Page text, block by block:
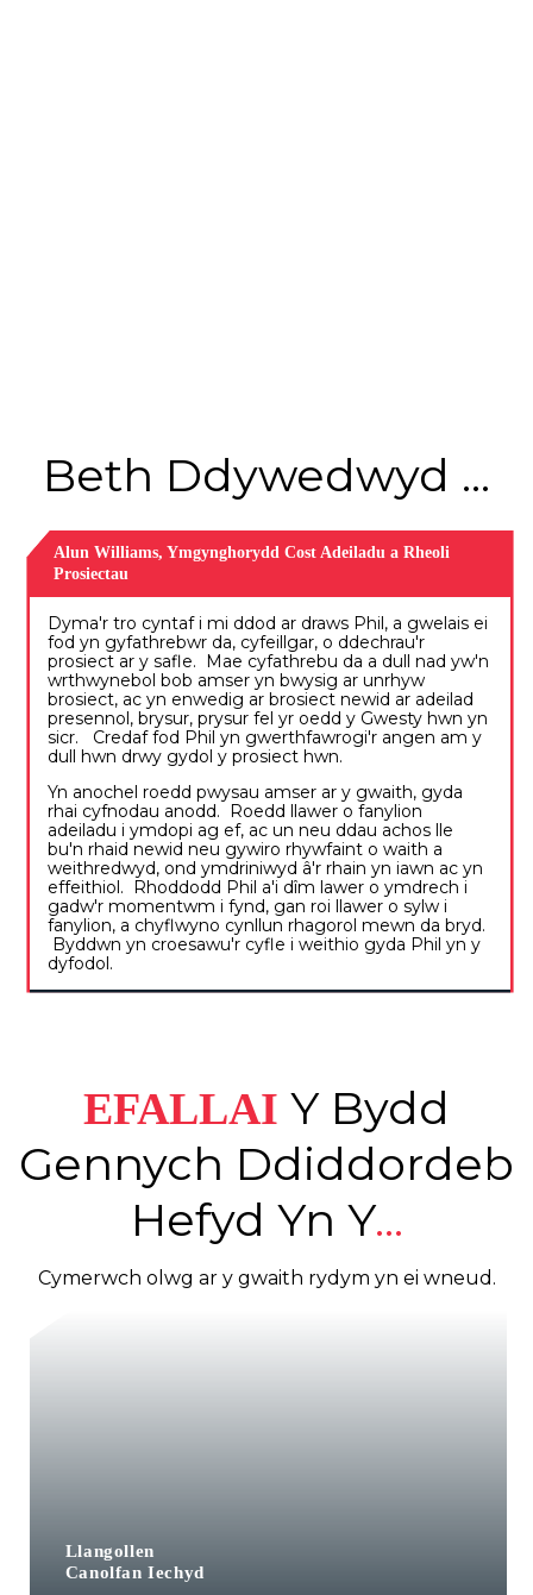
Beth Ddywedwyd ...
Alun Williams, Ymgynghorydd Cost Adeiladu a Rheoli
Prosiectau
Dyma'r tro cyntaf i mi ddod ar draws Phil, a gwelais ei
fod yn gyfathrebwr da, cyfeillgar, o ddechrau'r
prosiect ar y safle. Mae cyfathrebu da a dull nad yw'n
wrthwynebol bob amser yn bwysig ar unrhyw
brosiect, ac yn enwedig ar brosiect newid ar adeilad
presennol, brysur, prysur fel yr oedd y Gwesty hwn yn
sicr. Credaf fod Phil yn gwerthfawrogi'r angen am y
dull hwn drwy gydol y prosiect hwn.
Yn anochel roedd pwysau amser ar y gwaith, gyda
rhai cyfnodau anodd. Roedd llawer o fanylion
adeiladu i ymdopi ag ef, ac un neu ddau achos lle
bu'n rhaid newid neu gywiro rhywfaint o waith a
weithredwyd, ond ymdriniwyd â'r rhain yn iawn ac yn
effeithiol. Rhoddodd Phil a'i dîm lawer o ymdrech i
gadw'r momentwm i fynd, gan roi llawer o sylw i
fanylion, a chyflwyno cynllun rhagorol mewn da bryd.
Byddwn yn croesawu'r cyfle i weithio gyda Phil yn y
dyfodol.
EFALLAI Y Bydd
Gennych Ddiddordeb
Hefyd Yn Y...
Cymerwch olwg ar y gwaith rydym yn ei wneud.
Llangollen
Canolfan Iechyd